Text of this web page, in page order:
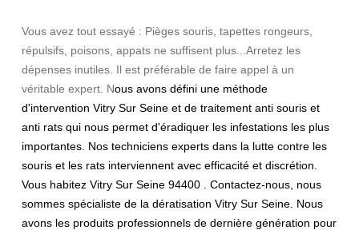
Vous avez tout essayé : Pièges souris, tapettes rongeurs,
répulsifs, poisons, appats ne suffisent plus...Arretez les
dépenses inutiles. Il est préférable de faire appel à un
véritable expert. Nous avons défini une méthode
d'intervention Vitry Sur Seine et de traitement anti souris et
anti rats qui nous permet d'éradiquer les infestations les plus
importantes. Nos techniciens experts dans la lutte contre les
souris et les rats interviennent avec efficacité et discrétion.
Vous habitez Vitry Sur Seine 94400 . Contactez-nous, nous
sommes spécialiste de la dératisation Vitry Sur Seine. Nous
avons les produits professionnels de dernière génération pour